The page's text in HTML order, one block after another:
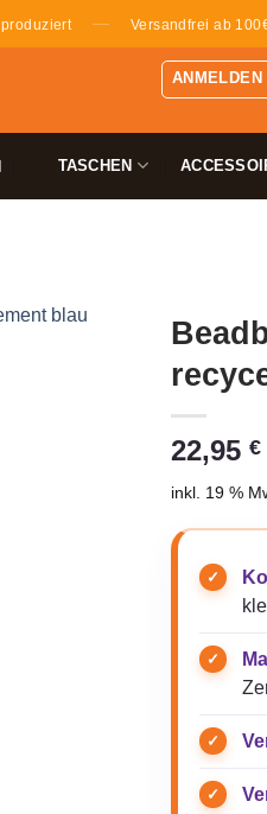
produziert — Versandfrei ab
TASCHEN
22,95 €
inkl. 19 %